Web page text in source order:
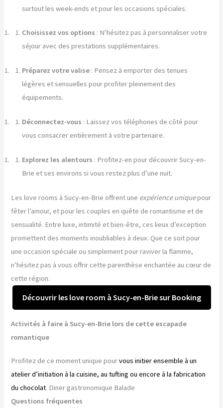
surtout les week-ends et pour les occasions spéciales.
Choisissez vos options : N’hésitez pas à personnaliser votre
séjour avec des prestations supplémentaires.
Préparez votre valise : Pensez à emporter des tenues
légères et sensuelles pour profiter pleinement des
équipements.
Déconnectez-vous : Laissez vos téléphones de côté pour
vous consacrer entièrement à votre partenaire.
Explorez les alentours : Profitez-en pour découvrir Sucy-en-
Brie et ses environs si vous restez plus d’une nuit.
Les love rooms à Sucy-en-Brie offrent une expérience uniquepour
fêter l’amour, et pour les couples en quête de romantisme et de
sensualité. Entre luxe, intimité et bien-être, ces lieux d’exception
promettent des moments inoubliables à deux. Que ce soit pour
une occasion spéciale ou simplement pour raviver la flamme,
n’hésitez pas à vous offrir cette parenthèse enchantée au cœur de
cette région.
Découvrir les love room à Sucy-en-Brie sur Booking
Activités à faire à Sucy-en-Brie lors de cette escapade
romantique
Profitez de ce moment unique pourvous initier ensemble à un
atelier d’initiation à la cuisine, au tufting ou encore à la fabrication
du chocolat. Diner gastronomique Balade
Questions fréquentes